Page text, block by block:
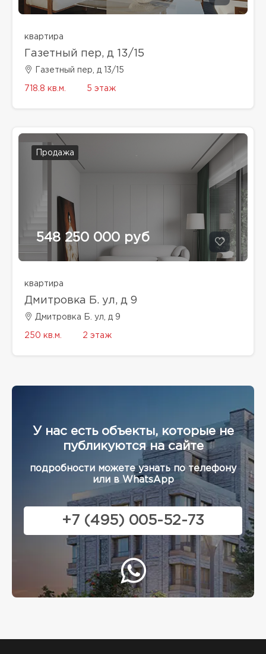
квартира
Газетный пер, д 13/15
Газетный пер, д 13/15
718.8 кв.м. 5 этаж
Продажа
548 250 000 руб
квартира
Дмитровка Б. ул, д 9
Дмитровка Б. ул, д 9
250 кв.м. 2 этаж
У нас есть объекты, которые не
публикуются на сайте
подробности можете узнать по телефону
или в WhatsApp
+7 (495) 005-52-73